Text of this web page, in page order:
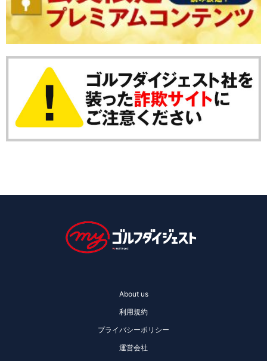
About us
利用規約
プライバシーポリシー
運営会社